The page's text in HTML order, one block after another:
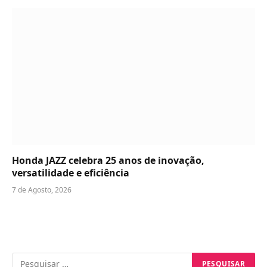
Honda JAZZ celebra 25 anos de inovação,
versatilidade e eficiência
7 de Agosto, 2026